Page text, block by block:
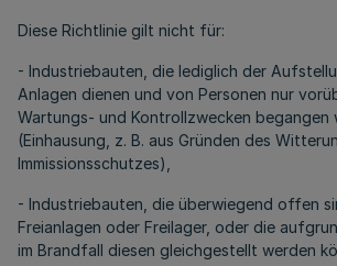
Diese Richtlinie gilt nicht für:
- Industriebauten, die lediglich der
Anlagen dienen und von Personen nur
Wartungs- und Kontrollzwecken begangen
(Einhausung, z. B. aus Gründen des
Immissionsschutzes),
- Industriebauten, die überwiegend offen
Freianlagen oder Freilager, oder die
im Brandfall diesen gleichgestellt werden